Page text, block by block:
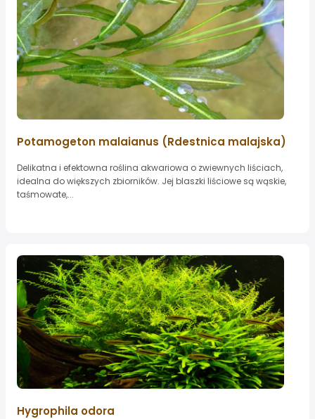
Potamogeton malaianus (Rdestnica malajska)
Delikatna i efektowna roślina akwariowa o zwiewnych liściach,
idealna do większych zbiorników. Jej blaszki liściowe są wąskie,
taśmowate,...
Hygrophila odora